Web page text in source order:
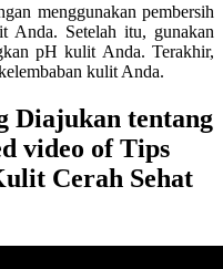
menggunakan pembersih
Anda. Setelah itu, gunakan
pH kulit Anda. Terakhir,
kulit Anda.
Diajukan tentang
video of Tips
Cerah Sehat